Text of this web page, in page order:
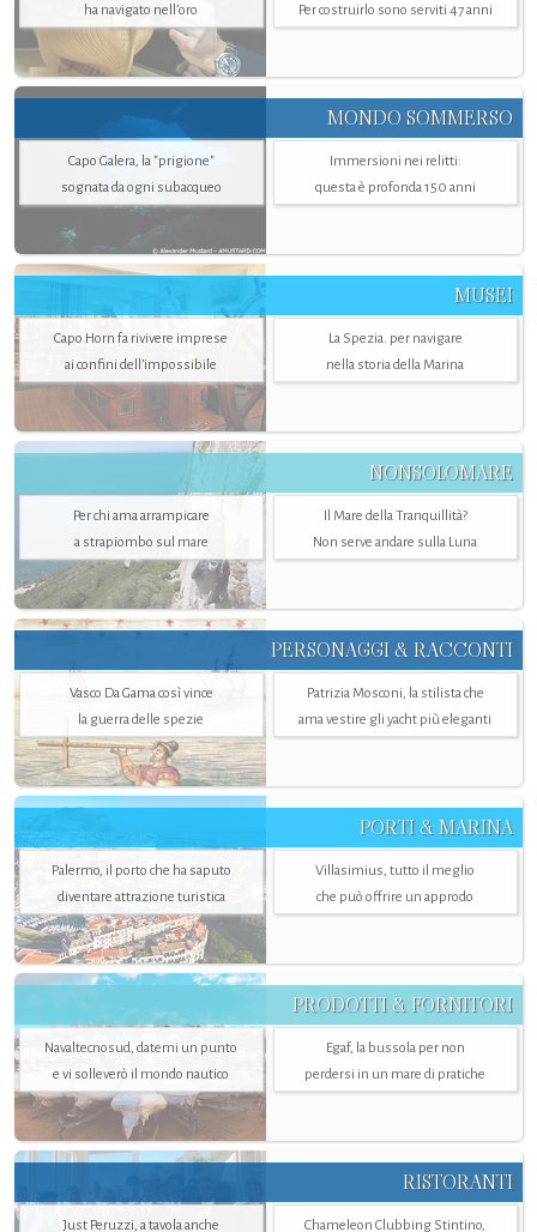
ha navigato nell’oro
Per costruirlo sono serviti 47 anni
MONDO SOMMERSO
Capo Galera, la "prigione"
sognata da ogni subacqueo
Immersioni nei relitti:
questa è profonda 150 anni
MUSEI
Capo Horn fa rivivere imprese
ai confini dell’impossibile
La Spezia. per navigare
nella storia della Marina
NONSOLOMARE
Per chi ama arrampicare
a strapiombo sul mare
Il Mare della Tranquillità?
Non serve andare sulla Luna
PERSONAGGI & RACCONTI
Vasco Da Gama così vince
la guerra delle spezie
Patrizia Mosconi, la stilista che
ama vestire gli yacht più eleganti
PORTI & MARINA
Palermo, il porto che ha saputo
diventare attrazione turistica
Villasimius, tutto il meglio
che può offrire un approdo
PRODOTTI & FORNITORI
Navaltecnosud, datemi un punto
e vi solleverò il mondo nautico
Egaf, la bussola per non
perdersi in un mare di pratiche
RISTORANTI
Just Peruzzi, a tavola anche Chameleon Clubbing Stintino,